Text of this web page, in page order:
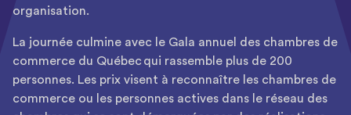
organisation.
La journée culmine avec le Gala annuel des chambres de
commerce du Québec qui rassemble plus de 200
personnes. Les prix visent à reconnaître les chambres de
commerce ou les personnes actives dans le réseau des